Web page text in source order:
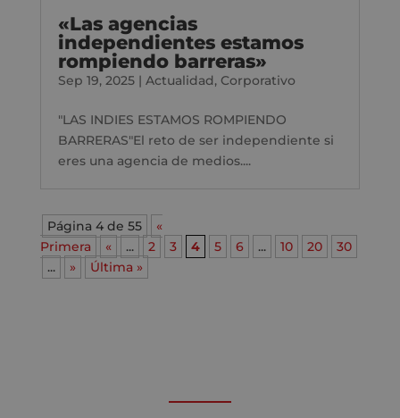
«Las agencias
independientes estamos
rompiendo barreras»
Sep 19, 2025| Actualidad, Corporativo
"LAS INDIES ESTAMOS ROMPIENDO
BARRERAS"El reto de ser independiente si
eres una agencia de medios....
Página 4 de 55
«
Primera
« ... 2 3 4 5 6 ... 10 20
30
...
» Última »